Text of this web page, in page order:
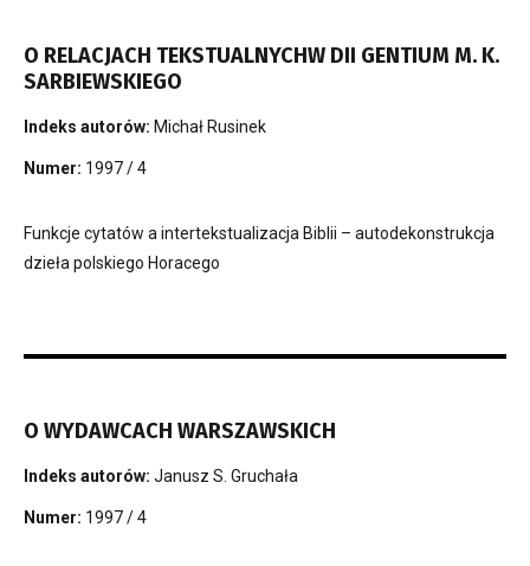
O RELACJACH TEKSTUALNYCHW DII GENTIUM M. K.
SARBIEWSKIEGO
Indeks autorów: Michał Rusinek
Numer: 1997 / 4
Funkcje cytatów a intertekstualizacja Biblii – autodekonstrukcja
dzieła polskiego Horacego
O WYDAWCACH WARSZAWSKICH
Indeks autorów: Janusz S. Gruchała
Numer: 1997 / 4